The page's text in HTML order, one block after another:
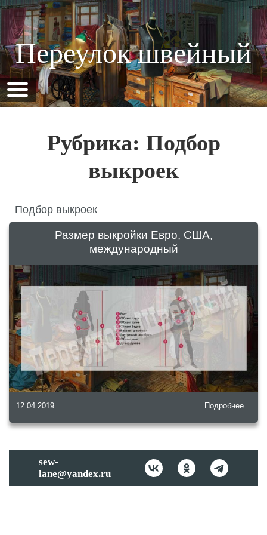
Переулок швейный
Рубрика: Подбор
выкроек
Подбор выкроек
Размер выкройки Евро, США,
международный
12 04 2019 Подробнее...
sew-
lane@yandex.ru